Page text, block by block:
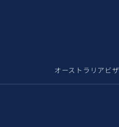
オーストラリアビザ